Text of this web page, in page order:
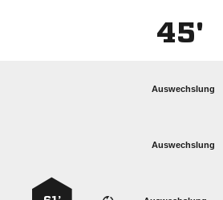
45'
Auswechslung
Auswechslung